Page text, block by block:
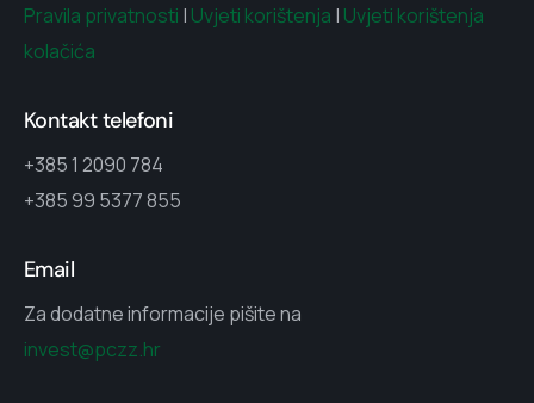
Pravila privatnosti | Uvjeti korištenja | Uvjeti korištenja
kolačića
Kontakt telefoni
+385 1 2090 784
+385 99 5377 855
Email
Za dodatne informacije pišite na
invest@pczz.hr